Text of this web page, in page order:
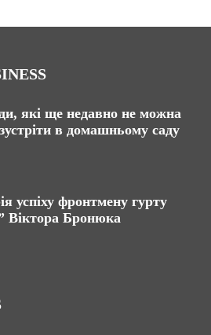
які ще недавно не можна
в домашньому саду
успіху фронтмену гурту
Віктора Бронюка